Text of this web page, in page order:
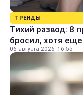
ТРЕНДЫ
Тихий развод: 8
бросил, хотя
06 августа 2026, 16:55